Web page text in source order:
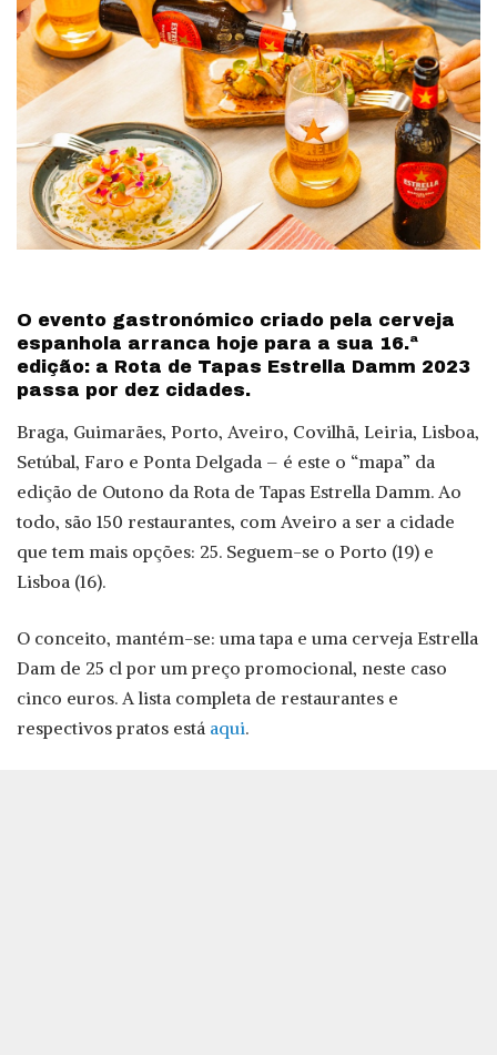
O evento gastronómico criado pela cerveja
espanhola arranca hoje para a sua 16.ª
edição: a Rota de Tapas Estrella Damm 2023
passa por dez cidades.
Braga, Guimarães, Porto, Aveiro, Covilhã, Leiria, Lisboa,
Setúbal, Faro e Ponta Delgada – é este o “mapa” da
edição de Outono da Rota de Tapas Estrella Damm. Ao
todo, são 150 restaurantes, com Aveiro a ser a cidade
que tem mais opções: 25. Seguem-se o Porto (19) e
Lisboa (16).
O conceito, mantém-se: uma tapa e uma cerveja Estrella
Dam de 25 cl por um preço promocional, neste caso
cinco euros. A lista completa de restaurantes e
respectivos pratos está aqui.